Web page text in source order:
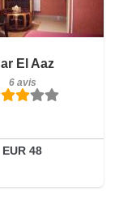
El Aaz
6 avis
EUR 48
6 avis